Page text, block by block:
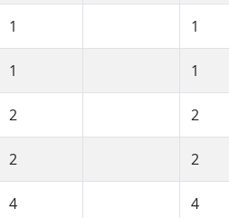
1 1
1 1
2 2
2 2
4 4